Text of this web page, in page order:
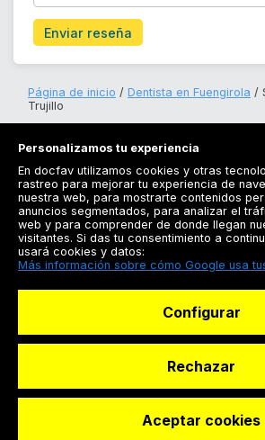
Enviar reseña
Página de inicio Dentista en Fuengirola
Trujillo
Registrarse
Docfav
© Dashboard
Personalizamos tu experiencia
En docfav utilizamos cookies y otras
rastreo para mejorar tu experiencia de
nuestra web, para mostrarte contenidos
anuncios segmentados, para analizar el
web y para comprender de donde llegan
visitantes. Si das tu consentimiento a
usará cookies y datos:
Más información sobre cómo Google usa
Configurar
Rechazar
Aceptar cookies